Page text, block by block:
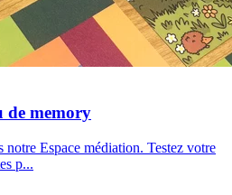
de memory
notre Espace médiation. Testez votre
p...